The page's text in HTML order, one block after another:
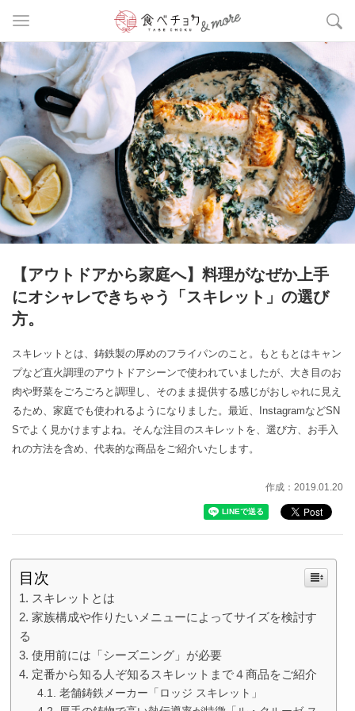
【アウトドアから家庭へ】料理がなぜか上手
にオシャレできちゃう「スキレット」の選び
方。
スキレットとは、鋳鉄製の厚めのフライパンのこと。もともとはキャン
プなど直火調理のアウトドアシーンで使われていましたが、大き目のお
肉や野菜をごろごろと調理し、そのまま提供する感じがおしゃれに見え
るため、家庭でも使われるようになりました。最近、InstagramなどSN
Sでよく見かけますよね。そんな注目のスキレットを、選び方、お手入
れの方法を含め、代表的な商品をご紹介いたします。
作成：2019.01.20
目次
スキレットとは
家族構成や作りたいメニューによってサイズを検討す
る
使用前には「シーズニング」が必要
定番から知る人ぞ知るスキレットまで４商品をご紹介
老舗鋳鉄メーカー「ロッジ スキレット」